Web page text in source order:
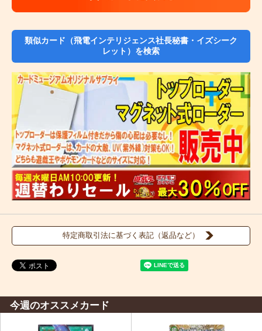
類似カード（飛電インテリジェンス社長秘書・イズシーク
レット）を検索
特定商取引法に基づく表記（返品など）
今週のオススメカード